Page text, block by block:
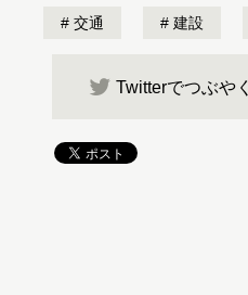
交通 建設
Twitterでつぶやく